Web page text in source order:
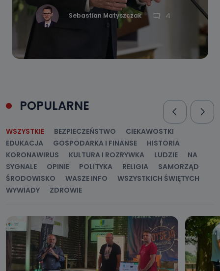
Sebastian Matyszczak 4
POPULARNE
WSZYSTKIE BEZPIECZEŃSTWO
CIEKAWOSTKI
EDUKACJA
GOSPODARKA I FINANSE
HISTORIA
KORONAWIRUS
KULTURA I ROZRYWKA LUDZIE
NA
SYGNALE
OPINIE POLITYKA RELIGIA
SAMORZĄD
ŚRODOWISKO
WASZE INFO
WSZYSTKICH ŚWIĘTYCH
WYWIADY
ZDROWIE